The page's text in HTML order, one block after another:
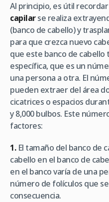
Al principio, es útil
capilarse realiza
(banco de cabello) y
para que crezca nuevo
que este banco de cabello
específica, que es un
una persona a otra. El
pueden extraer del área
cicatrices o espacios
y 8,000 bulbos. Este
factores:
1.El tamaño del banco de
cabello en el banco de
en el banco varía de una
número de folículos que
consecuencia.